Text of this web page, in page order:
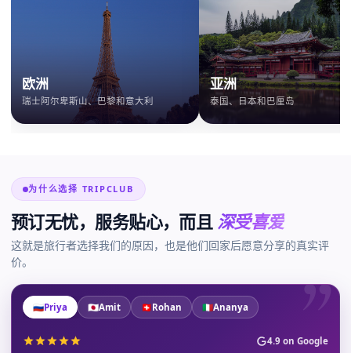
欧洲
瑞士阿尔卑斯山、巴黎和意大利
亚洲
泰国、日本和巴厘岛
为什么选择 TRIPCLUB
预订无忧，服务贴心，而且 深受喜爱
这就是旅行者选择我们的原因，也是他们回家后愿意分享的真实评
价。
”
🇷🇺Priya 🇯🇵Amit 🇨🇭Rohan 🇮🇹Ananya
4.9 on Google